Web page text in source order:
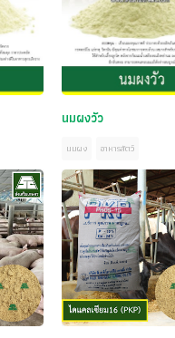
นมผงวัว
นมผง อาหารสัตว์